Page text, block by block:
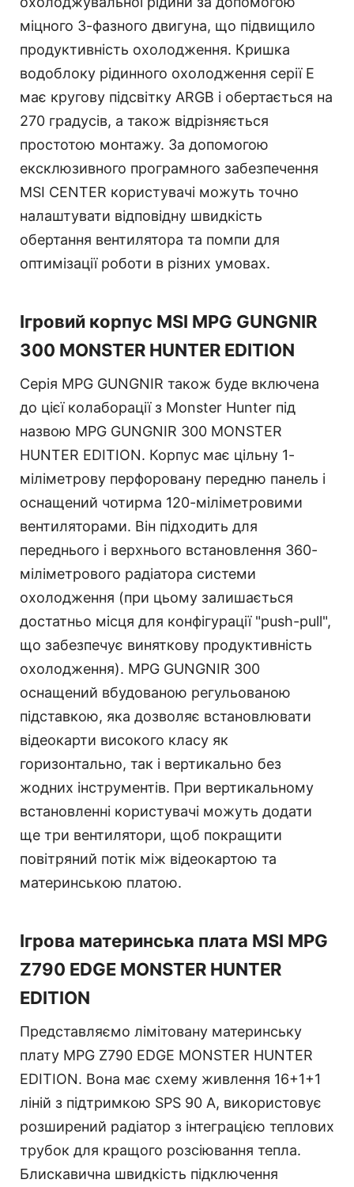
міцного 3-фазного двигуна, що підвищило
продуктивність охолодження. Кришка
водоблоку рідинного охолодження серії E
має кругову підсвітку ARGB і обертається на
270 градусів, а також відрізняється
простотою монтажу. За допомогою
ексклюзивного програмного забезпечення
MSI CENTER користувачі можуть точно
налаштувати відповідну швидкість
обертання вентилятора та помпи для
оптимізації роботи в різних умовах.
Ігровий корпус MSI MPG GUNGNIR
300 MONSTER HUNTER EDITION
Серія MPG GUNGNIR також буде включена
до цієї колаборації з Monster Hunter під
назвою MPG GUNGNIR 300 MONSTER
HUNTER EDITION. Корпус має цільну 1-
міліметрову перфоровану передню панель і
оснащений чотирма 120-міліметровими
вентиляторами. Він підходить для
переднього і верхнього встановлення 360-
міліметрового радіатора системи
охолодження (при цьому залишається
достатньо місця для конфігурації "push-pull",
що забезпечує виняткову продуктивність
охолодження). MPG GUNGNIR 300
оснащений вбудованою регульованою
підставкою, яка дозволяє встановлювати
відеокарти високого класу як
горизонтально, так і вертикально без
жодних інструментів. При вертикальному
встановленні користувачі можуть додати
ще три вентилятори, щоб покращити
повітряний потік між відеокартою та
материнською платою.
Ігрова материнська плата MSI MPG
Z790 EDGE MONSTER HUNTER
EDITION
Представляємо лімітовану материнську
плату MPG Z790 EDGE MONSTER HUNTER
EDITION. Вона має схему живлення 16+1+1
ліній з підтримкою SPS 90 А, використовує
розширений радіатор з інтеграцією теплових
трубок для кращого розсіювання тепла.
Блискавична швидкість підключення